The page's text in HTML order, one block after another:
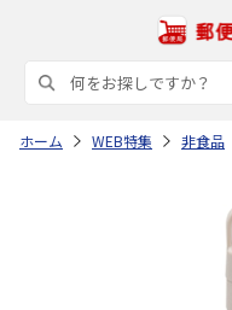
ホーム WEB特集 非食品